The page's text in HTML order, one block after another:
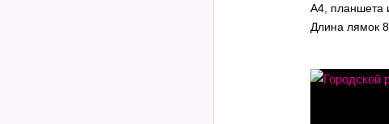
А4, планшета
Длина лямок